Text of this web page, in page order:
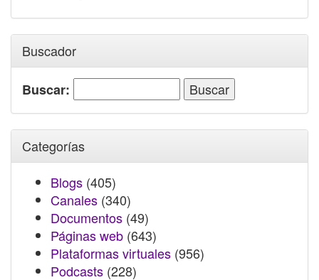
Buscador
Buscar:
Categorías
Blogs (405)
Canales (340)
Documentos (49)
Páginas web (643)
Plataformas virtuales (956)
Podcasts (228)